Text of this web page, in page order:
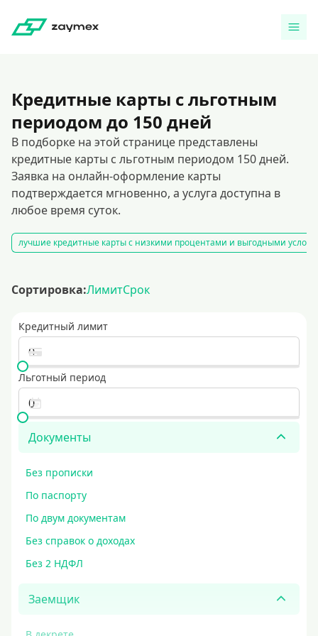
Кредитные карты с льготным
периодом до 150 дней
В подборке на этой странице представлены
кредитные карты с льготным периодом 150 дней.
Заявка на онлайн-оформление карты
подтверждается мгновенно, а услуга доступна в
любое время суток.
лучшие кредитные карты с низкими процентами и выгодными
Сортировка:ЛимитСрок
Кредитный лимит
Льготный период
Документы
Без прописки
По паспорту
По двум документам
Без справок о доходах
Без 2 НДФЛ
Заемщик